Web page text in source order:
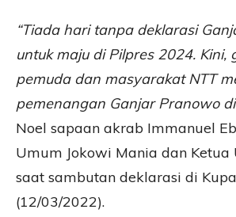
“Tiada hari tanpa deklarasi
untuk maju di Pilpres 2024. Kini,
pemuda dan masyarakat NTT
pemenangan Ganjar Pranowo di
Noel sapaan akrab Immanuel
Umum Jokowi Mania dan Ketua
saat sambutan deklarasi di
(12/03/2022).